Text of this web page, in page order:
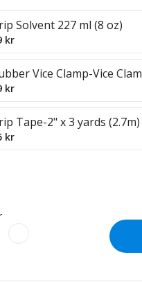
Solvent 227 ml (8 oz)
kr
Vice Clamp-Vice
kr
Tape-2" x 3 yards (2.7m)
kr